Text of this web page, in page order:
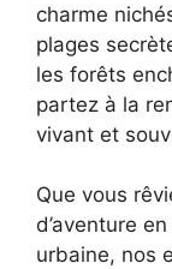
charme
plages
les forêts
partez à la
vivant et
Que vous
d’aventure
urbaine, nos